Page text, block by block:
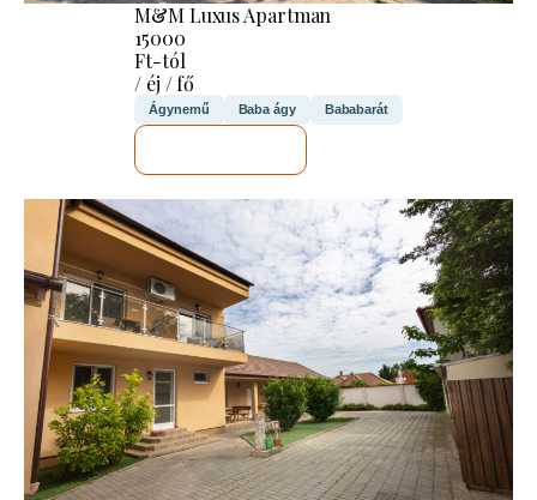
M&M Luxus Apartman
15000
Ft-tól
/ éj / fő
Ágynemű Baba ágy Bababarát